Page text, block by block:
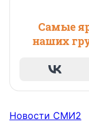
Самые
наших
Новости СМИ2